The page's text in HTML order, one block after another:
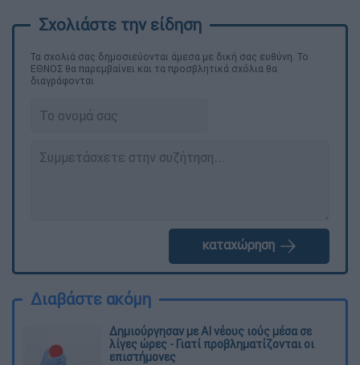
Τα σχολιά σας δημοσιεύονται άμεσα με δική σας ευθύνη. Το
ΕΘΝΟΣ θα παρεμβαίνει και τα προσβλητικά σχόλια θα
διαγράφονται
καταχώρηση
Διαβάστε ακόμη
Δημιούργησαν με AI νέους ιούς μέσα σε
λίγες ώρες - Γιατί προβληματίζονται οι
επιστήμονες